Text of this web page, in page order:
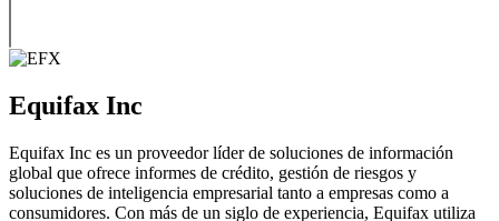
Equifax Inc
Equifax Inc es un proveedor líder de soluciones de información
global que ofrece informes de crédito, gestión de riesgos y
soluciones de inteligencia empresarial tanto a empresas como a
consumidores. Con más de un siglo de experiencia, Equifax utiliza